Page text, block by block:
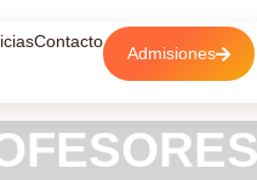
Contacto
Admisiones